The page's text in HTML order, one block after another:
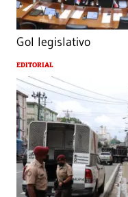
Gol legislativo
EDITORIAL